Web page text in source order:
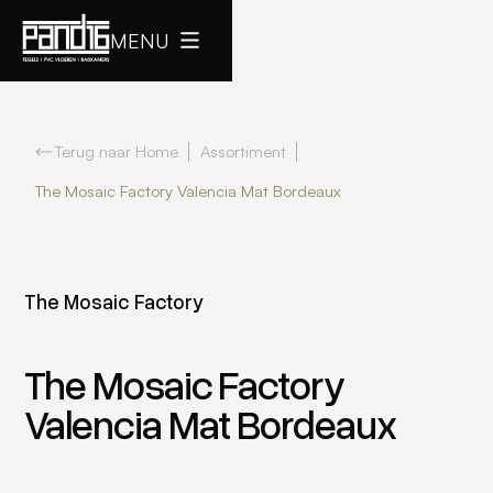
MENU
Terug naar Home
Assortiment
The Mosaic Factory Valencia Mat Bordeaux
The Mosaic Factory
The Mosaic Factory
Valencia Mat Bordeaux